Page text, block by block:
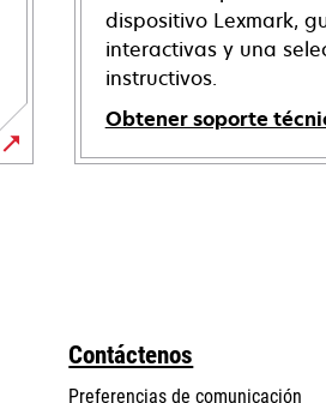
dispositivo Lexmark,
interactivas y una
instructivos.
Obtener soporte
opens
Contáctenos
Preferencias de comunicación